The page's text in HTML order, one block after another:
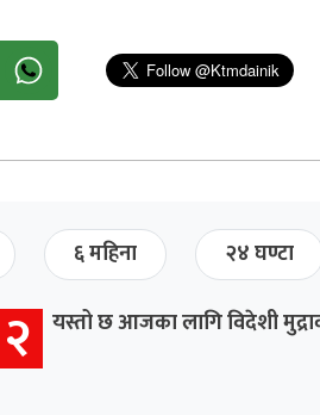
६ महिना २४ घण्टा
२ यस्तो छ आजका लागि विदेशी